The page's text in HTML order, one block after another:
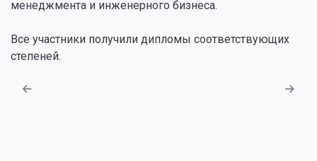
менеджмента и инженерного бизнеса.
Все участники получили дипломы соответствующих
степеней.